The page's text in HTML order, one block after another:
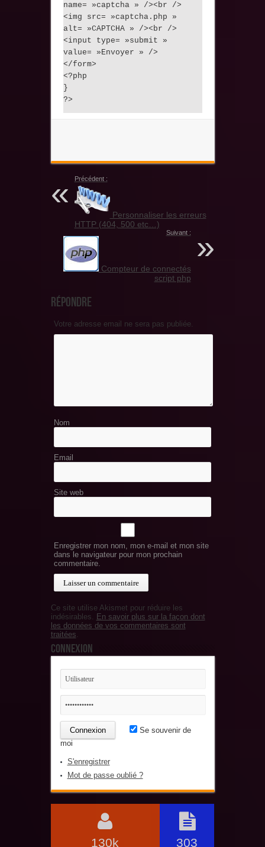
name= »captcha » /><br />
<img src= »captcha.php »
alt= »CAPTCHA » /><br />
<input type= »submit »
value= »Envoyer » />
</form>
<?php
}
?>
Précédent :
Personnaliser les erreurs
HTTP (404, 500 etc…)
Suivant :
Compteur de connectés
script php
Répondre
Votre adresse email ne sera pas publiée.
Nom
Email
Site web
Enregistrer mon nom, mon e-mail et mon site
dans le navigateur pour mon prochain
commentaire.
Ce site utilise Akismet pour réduire les
indésirables. En savoir plus sur la façon dont
les données de vos commentaires sont
traitées.
Connexion
Se souvenir de
moi
S'enregistrer
Mot de passe oublié ?
130k 303